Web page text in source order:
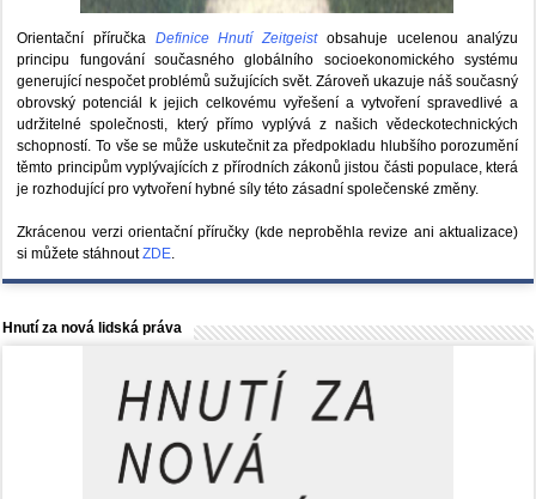
Orientační příručka Definice Hnutí Zeitgeistobsahuje ucelenou analýzu
principu fungování současného globálního socioekonomického systému
generující nespočet problémů sužujících svět. Zároveň ukazuje náš současný
obrovský potenciál k jejich celkovému vyřešení a vytvoření spravedlivé a
udržitelné společnosti, který přímo vyplývá z našich vědeckotechnických
schopností. To vše se může uskutečnit za předpokladu hlubšího porozumění
těmto principům vyplývajících z přírodních zákonů jistou části populace, která
je rozhodující pro vytvoření hybné síly této zásadní společenské změny.
Zkrácenou verzi orientační příručky (kde neproběhla revize ani aktualizace)
si můžete stáhnoutZDE.
Hnutí za nová lidská práva